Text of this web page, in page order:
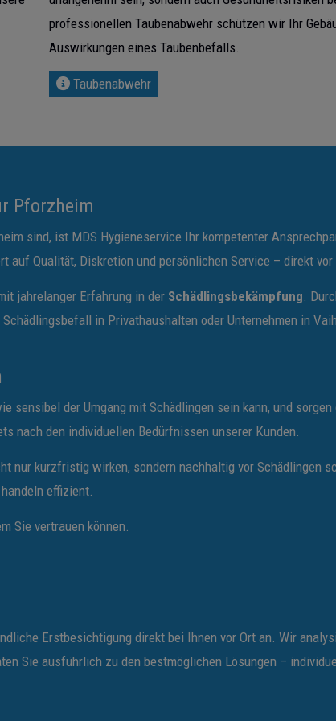
professionellen Taubenabwehr schützen wir Ihr
Auswirkungen eines Taubenbefalls.
Taubenabwehr
Pforzheim
sind, ist MDS Hygieneservice Ihr kompetenter
Qualität, Diskretion und persönlichen Service – direkt vor
jahrelanger Erfahrung in der Schädlingsbekämpfung.
in Privathaushalten oder Unternehmen in
der Umgang mit Schädlingen sein kann, und sorgen
nach den individuellen Bedürfnissen unserer Kunden.
kurzfristig wirken, sondern nachhaltig vor Schädlingen
effizient.
Sie vertrauen können.
Erstbesichtigung direkt bei Ihnen vor Ort an. Wir
Sie ausführlich zu den bestmöglichen Lösungen –